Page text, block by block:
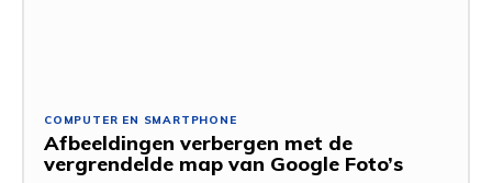
COMPUTER EN SMARTPHONE
Afbeeldingen verbergen met de
vergrendelde map van Google Foto’s